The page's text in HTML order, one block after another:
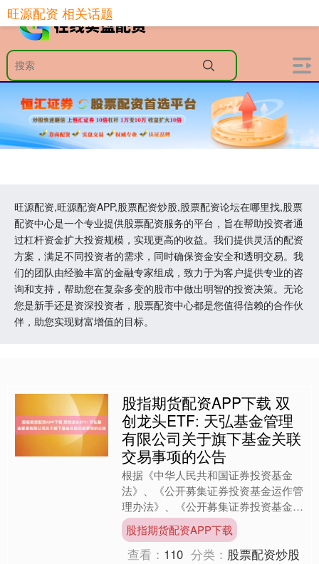
旺源配资,旺源配资APP,股票配资炒股,股票配资论坛在哪里找,股票
配资中心是一个专业提供股票配资服务的平台，旨在帮助投资者通
过杠杆资金扩大投资规模，实现更高的收益。我们提供灵活的配资
方案，满足不同投资者的需求，同时确保资金安全和透明交易。我
们的团队由经验丰富的金融专家组成，致力于为客户提供专业的咨
询和支持，帮助您在复杂多变的股市中做出明智的投资决策。无论
您是新手还是资深投资者，股票配资中心都是您值得信赖的合作伙
伴，助您实现财富增值的目标。
旺源配资 相关话题
股指期货配资APP下载 双
创龙头ETF: 天弘基金管理
有限公司关于旗下基金关联
交易事项的公告
根据《中华人民共和国证券投资基金
法》、《公开募集证券投资基金运作管
理办法》、《公开募集证券投资基金信
息披露管理办法》等有关规定，在履行
规定审批程序并经基金托管人....
股指期货配资APP下载
查看： 110 分类： 股票配资炒股